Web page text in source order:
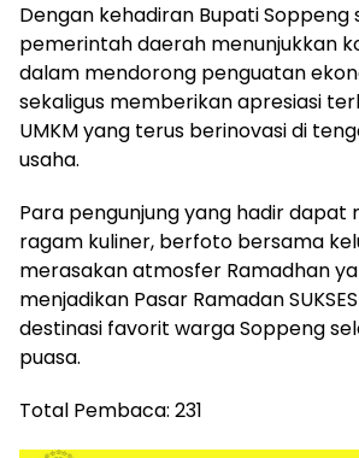
Dengan kehadiran Bupati Soppeng
pemerintah daerah menunjukkan
dalam mendorong penguatan
sekaligus memberikan apresiasi
UMKM yang terus berinovasi di
usaha.
Para pengunjung yang hadir dapat
ragam kuliner, berfoto bersama
merasakan atmosfer Ramadhan
menjadikan Pasar Ramadan
destinasi favorit warga Soppeng
puasa.
Total Pembaca: 231